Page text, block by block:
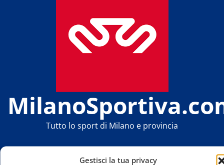
Gestisci la tua privacy
Tutto lo sport di Milano e provincia